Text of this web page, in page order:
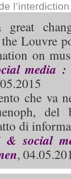
Louvre
on
media :
che va
di
& social
,